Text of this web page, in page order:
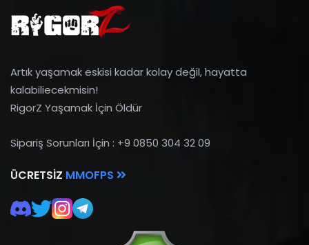
Artık yaşamak eskisi kadar kolay değil, hayatta
kalabiliecekmisin!
RigorZ Yaşamak İçin Öldür
Sipariş Sorunları İçin : +9 0850 304 32 09
ÜCRETSIZ MMOFPS